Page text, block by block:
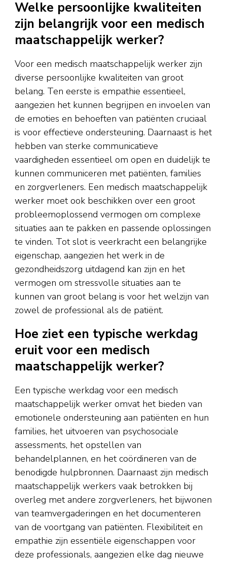
Welke persoonlijke kwaliteiten
zijn belangrijk voor een medisch
maatschappelijk werker?
Voor een medisch maatschappelijk werker zijn
diverse persoonlijke kwaliteiten van groot
belang. Ten eerste is empathie essentieel,
aangezien het kunnen begrijpen en invoelen van
de emoties en behoeften van patiënten cruciaal
is voor effectieve ondersteuning. Daarnaast is het
hebben van sterke communicatieve
vaardigheden essentieel om open en duidelijk te
kunnen communiceren met patiënten, families
en zorgverleners. Een medisch maatschappelijk
werker moet ook beschikken over een groot
probleemoplossend vermogen om complexe
situaties aan te pakken en passende oplossingen
te vinden. Tot slot is veerkracht een belangrijke
eigenschap, aangezien het werk in de
gezondheidszorg uitdagend kan zijn en het
vermogen om stressvolle situaties aan te
kunnen van groot belang is voor het welzijn van
zowel de professional als de patiënt.
Hoe ziet een typische werkdag
eruit voor een medisch
maatschappelijk werker?
Een typische werkdag voor een medisch
maatschappelijk werker omvat het bieden van
emotionele ondersteuning aan patiënten en hun
families, het uitvoeren van psychosociale
assessments, het opstellen van
behandelplannen, en het coördineren van de
benodigde hulpbronnen. Daarnaast zijn medisch
maatschappelijk werkers vaak betrokken bij
overleg met andere zorgverleners, het bijwonen
van teamvergaderingen en het documenteren
van de voortgang van patiënten. Flexibiliteit en
empathie zijn essentiële eigenschappen voor
deze professionals, aangezien elke dag nieuwe